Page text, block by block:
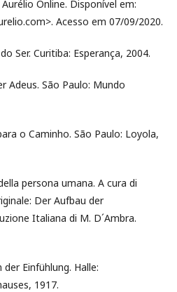
Online. Disponível em:
Acesso em 07/09/2020.
Ser. Curitiba: Esperança, 2004.
Adeus. São Paulo: Mundo
o Caminho. São Paulo: Loyola,
persona umana. A cura di
Der Aufbau der
Italiana di M. D´Ambra.
Einfühlung. Halle:
1917.